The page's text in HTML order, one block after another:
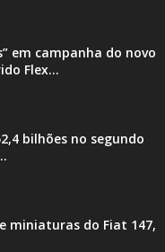
em campanha do novo
Flex...
bilhões no segundo
miniaturas do Fiat 147,